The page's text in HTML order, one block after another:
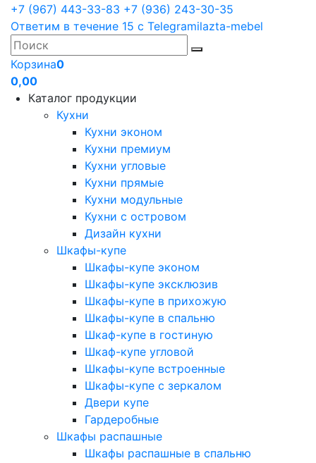
+7 (967) 443-33-83 +7 (936) 243-30-35
Ответим в течение 15 с Telegramilazta-mebel
Корзина0
0,00
Каталог продукции
Кухни
Кухни эконом
Кухни премиум
Кухни угловые
Кухни прямые
Кухни модульные
Кухни с островом
Дизайн кухни
Шкафы-купе
Шкафы-купе эконом
Шкафы-купе эксклюзив
Шкафы-купе в прихожую
Шкафы-купе в спальню
Шкаф-купе в гостиную
Шкаф-купе угловой
Шкафы-купе встроенные
Шкафы-купе с зеркалом
Двери купе
Гардеробные
Шкафы распашные
Шкафы распашные в спальню